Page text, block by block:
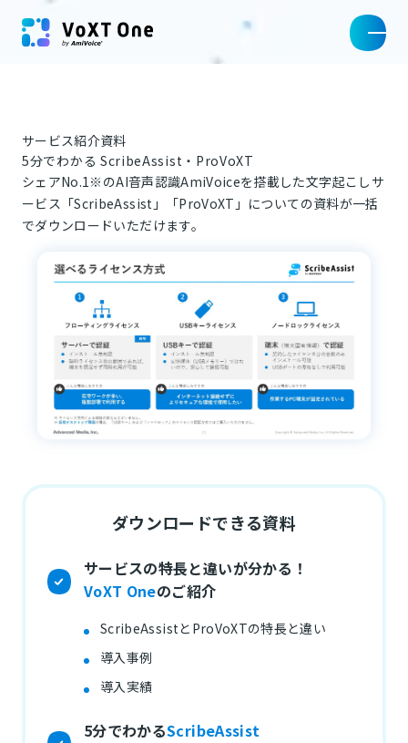
サービス紹介資料
5分でわかる ScribeAssist・ProVoXT
シェアNo.1※のAI音声認識AmiVoiceを搭載した文字起こしサ
ービス「ScribeAssist」「ProVoXT」についての資料が一括
でダウンロードいただけます。
ダウンロードできる資料
サービスの特長と違いが分かる！
VoXT Oneのご紹介
ScribeAssistとProVoXTの特長と違い
導入事例
導入実績
5分でわかるScribeAssist